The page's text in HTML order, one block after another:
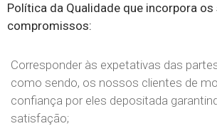
Política da Qualidade que incorpora
compromissos:
Corresponder às expetativas das
como sendo, os nossos clientes de
confiança por eles depositada
satisfação;